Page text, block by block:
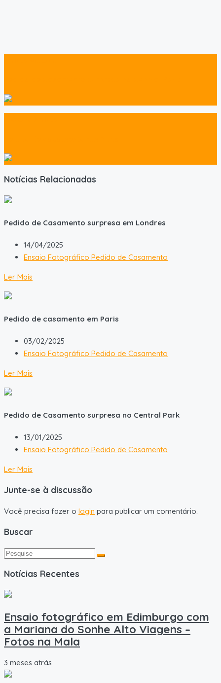
Notícias Relacionadas
Pedido de Casamento surpresa em Londres
14/04/2025
Ensaio Fotográfico Pedido de Casamento
Ler Mais
Pedido de casamento em Paris
03/02/2025
Ensaio Fotográfico Pedido de Casamento
Ler Mais
Pedido de Casamento surpresa no Central Park
13/01/2025
Ensaio Fotográfico Pedido de Casamento
Ler Mais
Junte-se à discussão
Você precisa fazer o login para publicar um comentário.
Buscar
Notícias Recentes
Ensaio fotográfico em Edimburgo com
a Mariana do Sonhe Alto Viagens –
Fotos na Mala
3 meses atrás